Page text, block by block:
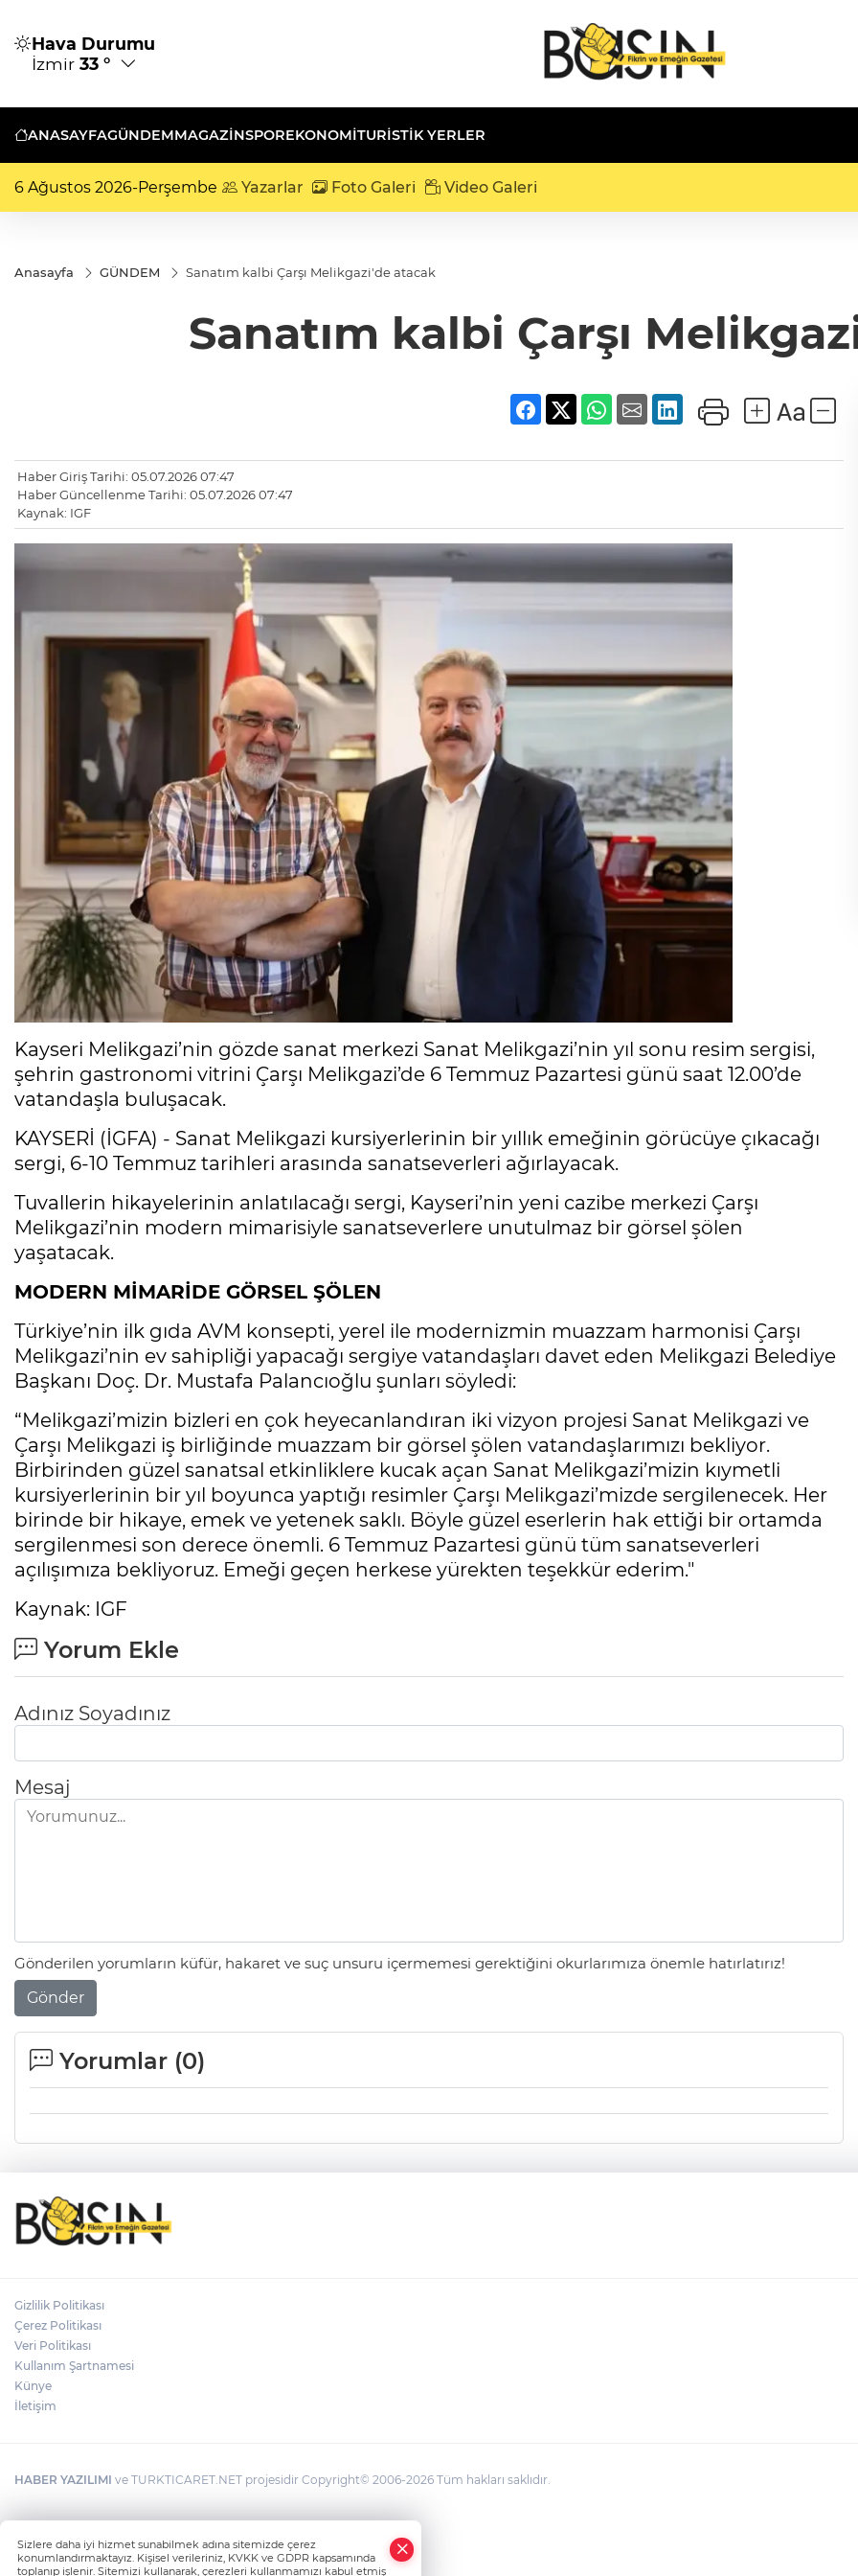
Hava Durumu
İzmir 33 °
ANASAYFAGÜNDEMMAGAZİNSPOREKONOMİTURISTIK YERLER
6 Ağustos 2026-Perşembe Yazarlar Foto Galeri Video Galeri
Anasayfa GÜNDEM Sanatım kalbi Çarşı Melikgazi'de atacak
Sanatım kalbi Çarşı
Haber Giriş Tarihi: 05.07.2026 07:47
Haber Güncellenme Tarihi: 05.07.2026 07:47
Kaynak: IGF
Kayseri Melikgazi’nin gözde sanat merkezi Sanat Melikgazi’nin yıl sonu resim sergisi,
şehrin gastronomi vitrini Çarşı Melikgazi’de 6 Temmuz Pazartesi günü saat 12.00’de
vatandaşla buluşacak.
KAYSERİ (İGFA) - Sanat Melikgazi kursiyerlerinin bir yıllık emeğinin görücüye çıkacağı
sergi, 6-10 Temmuz tarihleri arasında sanatseverleri ağırlayacak.
Tuvallerin hikayelerinin anlatılacağı sergi, Kayseri’nin yeni cazibe merkezi Çarşı
Melikgazi’nin modern mimarisiyle sanatseverlere unutulmaz bir görsel şölen
yaşatacak.
MODERN MİMARİDE GÖRSEL ŞÖLEN
Türkiye’nin ilk gıda AVM konsepti, yerel ile modernizmin muazzam harmonisi Çarşı
Melikgazi’nin ev sahipliği yapacağı sergiye vatandaşları davet eden Melikgazi Belediye
Başkanı Doç. Dr. Mustafa Palancıoğlu şunları söyledi:
“Melikgazi’mizin bizleri en çok heyecanlandıran iki vizyon projesi Sanat Melikgazi ve
Çarşı Melikgazi iş birliğinde muazzam bir görsel şölen vatandaşlarımızı bekliyor.
Birbirinden güzel sanatsal etkinliklere kucak açan Sanat Melikgazi’mizin kıymetli
kursiyerlerinin bir yıl boyunca yaptığı resimler Çarşı Melikgazi’mizde sergilenecek. Her
birinde bir hikaye, emek ve yetenek saklı. Böyle güzel eserlerin hak ettiği bir ortamda
sergilenmesi son derece önemli. 6 Temmuz Pazartesi günü tüm sanatseverleri
açılışımıza bekliyoruz. Emeği geçen herkese yürekten teşekkür ederim."
Kaynak: IGF
Yorum Ekle
Adınız Soyadınız
Mesaj
Gönderilen yorumların küfür, hakaret ve suç unsuru içermemesi gerektiğini okurlarımıza önemle hatırlatırız!
Gönder
Yorumlar (0)
Gizlilik Politikası
Çerez Politikası
Veri Politikası
Kullanım Şartnamesi
Künye
İletişim
HABER YAZILIMI ve TURKTICARET.NET projesidir Copyright© 2006-2026 Tüm hakları saklıdır.
Sizlere daha iyi hizmet sunabilmek adına sitemizde çerez
konumlandırmaktayız. Kişisel verileriniz, KVKK ve GDPR kapsamında
toplanıp işlenir. Sitemizi kullanarak, çerezleri kullanmamızı kabul etmiş